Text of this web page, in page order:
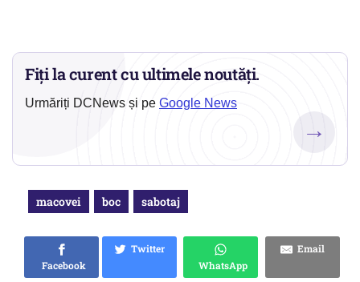
Fiți la curent cu ultimele noutăți.
Urmăriți DCNews și pe Google News
→
macovei boc sabotaj
Facebook
Twitter
WhatsApp
Email